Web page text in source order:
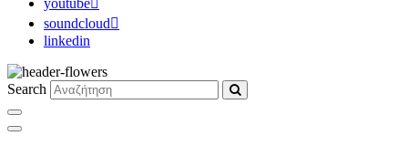
youtube
soundcloud
linkedin
Search